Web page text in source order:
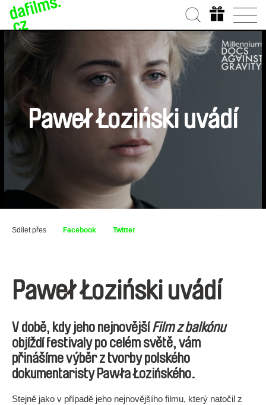
Paweł Łoziński uvádí
Sdílet přes Facebook Twitter
Paweł Łoziński uvádí
V době, kdy jeho nejnovějšíFilm z balkónu
objíždí festivaly po celém světě, vám
přinášíme výběr z tvorby polského
dokumentaristy Pawła Łozińského.
Stejně jako v případě jeho nejnovějšího filmu, který natočil z